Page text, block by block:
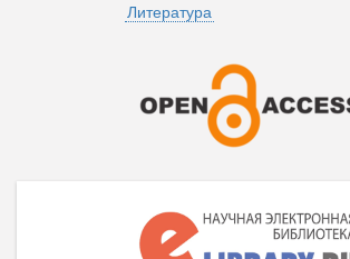
Литература